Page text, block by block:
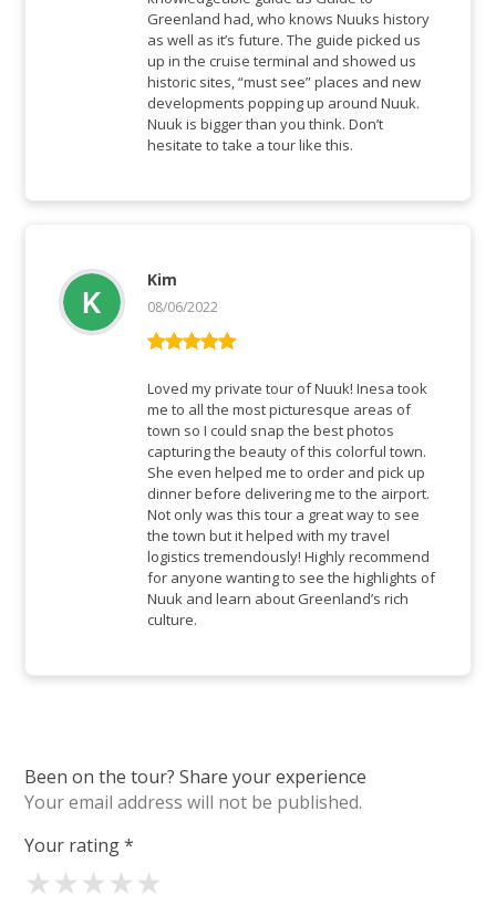
Greenland had, who knows Nuuks history
as well as it’s future. The guide picked us
up in the cruise terminal and showed us
historic sites, “must see” places and new
developments popping up around Nuuk.
Nuuk is bigger than you think. Don’t
hesitate to take a tour like this.
of 5
Kim
08/06/2022
Loved my private tour of Nuuk! Inesa took
me to all the most picturesque areas of
town so I could snap the best photos
capturing the beauty of this colorful town.
She even helped me to order and pick up
dinner before delivering me to the airport.
Not only was this tour a great way to see
the town but it helped with my travel
logistics tremendously! Highly recommend
for anyone wanting to see the highlights of
Nuuk and learn about Greenland’s rich
culture.
Been on the tour? Share your experience
Your email address will not be published.
Your rating*
★
★
★
★
★